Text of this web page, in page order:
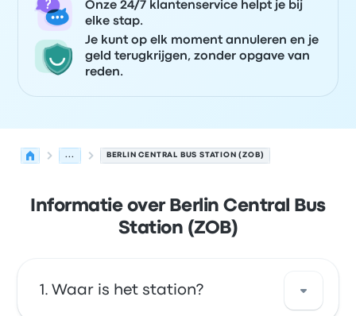
Onze 24/7 klantenservice helpt je bij
elke stap.
Je kunt op elk moment annuleren en je
geld terugkrijgen, zonder opgave van
reden.
... BERLIN CENTRAL BUS STATION (ZOB)
Informatie over Berlin Central Bus
Station (ZOB)
Waar is het station?